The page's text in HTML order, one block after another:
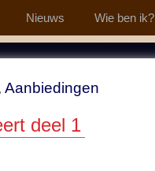
Nieuws Wie ben ik?
Aanbiedingen
deel 1